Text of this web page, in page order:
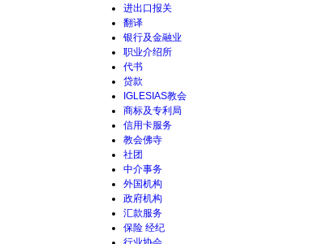
进出口报关
翻译
银行及金融业
职业介绍所
代书
贷款
IGLESIAS教会
商标及专利局
信用卡服务
教会佛寺
社团
中介事务
外国机构
政府机构
汇款服务
保险 经纪